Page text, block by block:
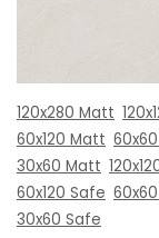
120x280 Matt
60x120 Matt
30x60 Matt
60x120 Safe
30x60 Safe